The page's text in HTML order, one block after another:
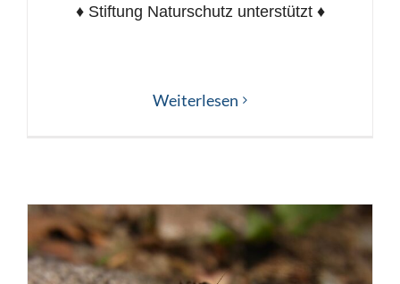
♦ Stiftung Naturschutz unterstützt ♦
Weiterlesen